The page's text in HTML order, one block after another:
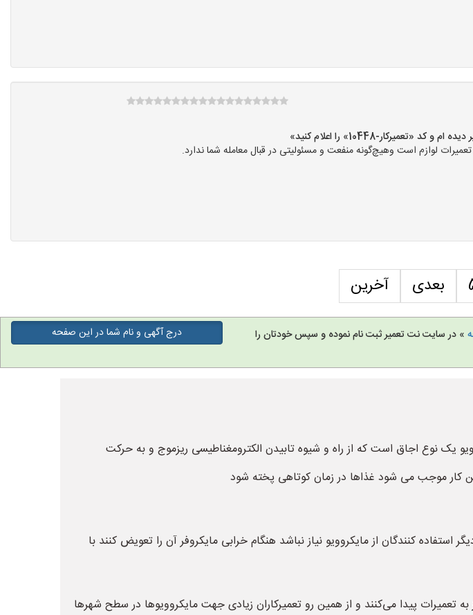
10448» را اعلام کنید»
لوازم است وهیچ‌گونه منفعت و مسئولیتی در قبال معامله شما ندارد.
بعدی آخرین
» در سایت نت تعمیر ثبت نام نموده و سپس خودتان را
درج آگهی و نام شما در این صفحه
یک نوع اجاق است که از راه و شیوه تابیدن الکترومغناطیسی ریزموج و به حرکت
کار موجب می شود غذاها در زمان کوتاهی پخته شود
کنندگان از مایکروویو نیاز نباشد هنگام خرابی مایکروفر آن را تعویض کنند با
تعمیرات پیدا می‌کنند و از همین رو تعمیرکاران زیادی جهت مایکروویوها در سطح شهرها